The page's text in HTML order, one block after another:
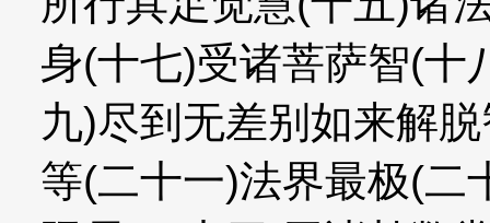
身(十七)受诸菩萨智(十
九)尽到无差别如来解
等(二十一)法界最极(二